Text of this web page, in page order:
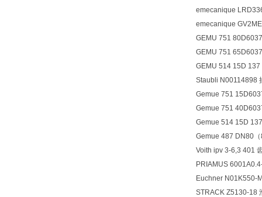
emecanique
emecanique
GEMU 751
GEMU 751
GEMU 514 15D
Staubli N00114898
Gemue 751
Gemue 751
Gemue 514 15D
Gemue 487 DN80
Voith ipv 3-6,3 401
PRIAMUS
Euchner N01K550-
STRACK Z5130-18